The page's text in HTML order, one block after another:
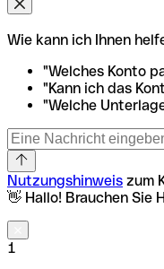
Wie kann ich Ihnen
"Welches Konto
"Kann ich das
"Welche
Nutzungshinweis zum
👋 Hallo! Brauchen Sie
1